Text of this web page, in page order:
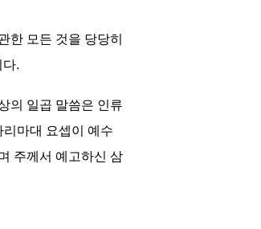
한 모든 것을 당당히
다.
의 일곱 말씀은 인류
마대 요셉이 예수
주께서 예고하신 삼